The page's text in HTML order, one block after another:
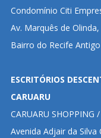
Condomínio Citi
Av. Marquês de
Bairro do Recife
ESCRITÓRIOS
CARUARU
CARUARU SHOPPING
Avenida Adjair da Silva